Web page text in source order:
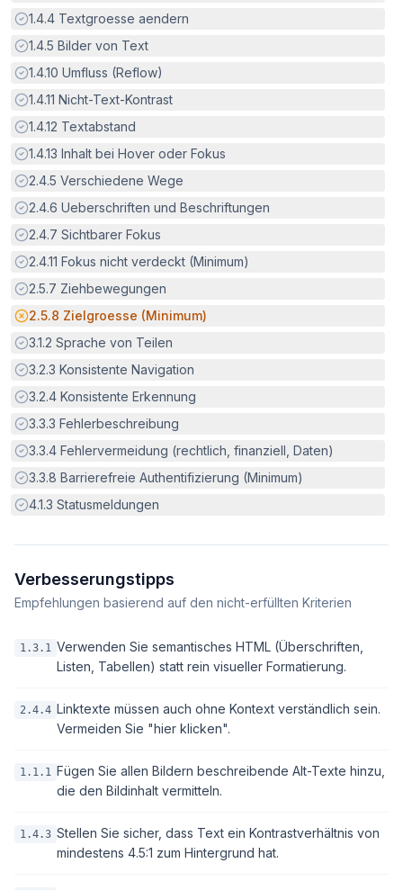
Erfüllt:
1.4.4 Textgroesse aendern
Erfüllt:
1.4.5 Bilder von Text
Erfüllt:
1.4.10 Umfluss (Reflow)
Erfüllt:
1.4.11 Nicht-Text-Kontrast
Erfüllt:
1.4.12 Textabstand
Erfüllt:
1.4.13 Inhalt bei Hover oder Fokus
Erfüllt:
2.4.5 Verschiedene Wege
Erfüllt:
2.4.6 Ueberschriften und Beschriftungen
Erfüllt:
2.4.7 Sichtbarer Fokus
Erfüllt:
2.4.11 Fokus nicht verdeckt (Minimum)
Erfüllt:
2.5.7 Ziehbewegungen
Potenzielle Barriere:
2.5.8 Zielgroesse (Minimum)
Erfüllt:
3.1.2 Sprache von Teilen
Erfüllt:
3.2.3 Konsistente Navigation
Erfüllt:
3.2.4 Konsistente Erkennung
Erfüllt:
3.3.3 Fehlerbeschreibung
Erfüllt:
3.3.4 Fehlervermeidung (rechtlich, finanziell, Daten)
Erfüllt:
3.3.8 Barrierefreie Authentifizierung (Minimum)
Erfüllt:
4.1.3 Statusmeldungen
Verbesserungstipps
Empfehlungen basierend auf den nicht-erfüllten Kriterien
1.3.1 Verwenden Sie semantisches HTML (Überschriften,
Listen, Tabellen) statt rein visueller Formatierung.
2.4.4 Linktexte müssen auch ohne Kontext verständlich sein.
Vermeiden Sie "hier klicken".
1.1.1 Fügen Sie allen Bildern beschreibende Alt-Texte hinzu,
die den Bildinhalt vermitteln.
1.4.3 Stellen Sie sicher, dass Text ein Kontrastverhältnis von
mindestens 4.5:1 zum Hintergrund hat.